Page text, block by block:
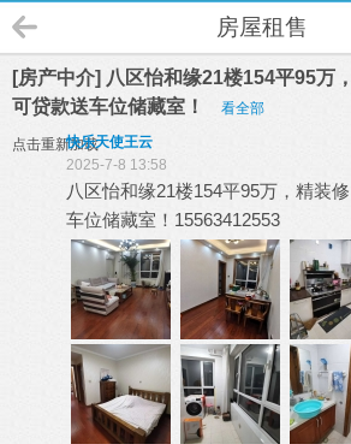
房屋租售
[房产中介] 八区怡和缘21楼154平95万
可贷款送车位储藏室！
看全部
点击重新加载快乐天使王云
2025-7-8 13:58
八区怡和缘21楼154平95万，精装
车位储藏室！15563412553